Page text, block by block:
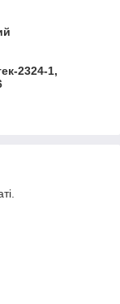
2324-1,